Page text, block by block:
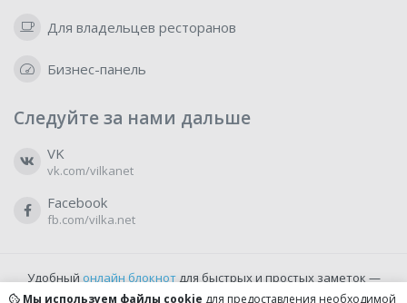
Для владельцев ресторанов
Бизнес-панель
Следуйте за нами дальше
VK
vk.com/vilkanet
Facebook
fb.com/vilka.net
Удобный онлайн блокнотдля быстрых и простых заметок —
бесплатно и доступно прямо из браузера.
Мы используем файлы cookie для предоставления необходимой